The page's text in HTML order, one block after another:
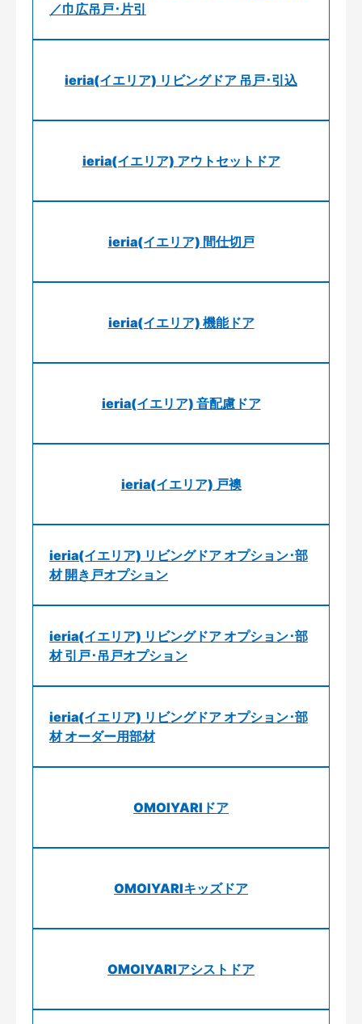
／巾広吊戸･片引
ieria(イエリア) リビングドア 吊戸･引込
ieria(イエリア) アウトセットドア
ieria(イエリア) 間仕切戸
ieria(イエリア) 機能ドア
ieria(イエリア) 音配慮ドア
ieria(イエリア) 戸襖
ieria(イエリア) リビングドア オプション･部
材 開き戸オプション
ieria(イエリア) リビングドア オプション･部
材 引戸･吊戸オプション
ieria(イエリア) リビングドア オプション･部
材 オーダー用部材
OMOIYARIドア
OMOIYARIキッズドア
OMOIYARIアシストドア